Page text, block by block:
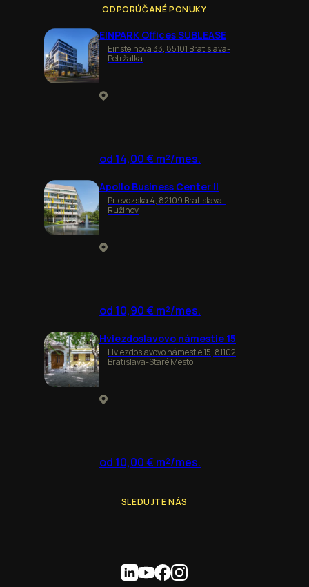
ODPORÚČANÉ PONUKY
EINPARK Offices SUBLEASE
Einsteinova 33, 85101 Bratislava-
Petržalka
od 14,00 € m²/mes.
Apollo Business Center II
Prievozská 4, 82109 Bratislava-
Ružinov
od 10,90 € m²/mes.
Hviezdoslavovo námestie 15
Hviezdoslavovo námestie 15, 81102
Bratislava-Staré Mesto
od 10,00 € m²/mes.
SLEDUJTE NÁS